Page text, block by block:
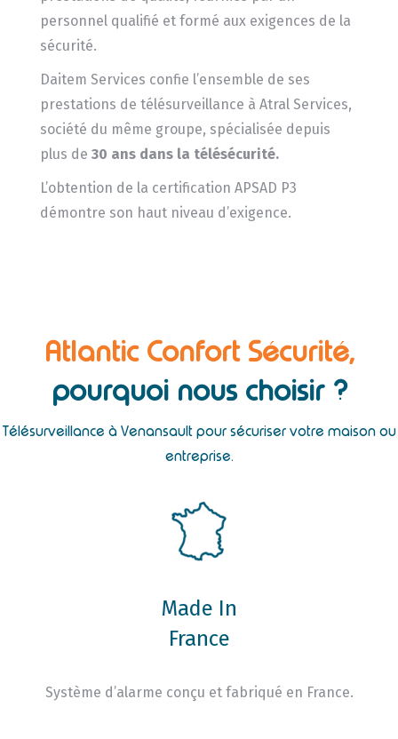
personnel qualifié et formé aux exigences de la
sécurité.
Daitem Services confie l’ensemble de ses
prestations de télésurveillance à Atral Services,
société du même groupe, spécialisée depuis
plus de 30 ans dans la télésécurité.
L’obtention de la certification APSAD P3
démontre son haut niveau d’exigence.
Atlantic Confort Sécurité,
pourquoi nous choisir ?
Télésurveillance à Venansault pour sécuriser votre maison ou
entreprise.
Made In
France
Système d’alarme conçu et fabriqué en France.